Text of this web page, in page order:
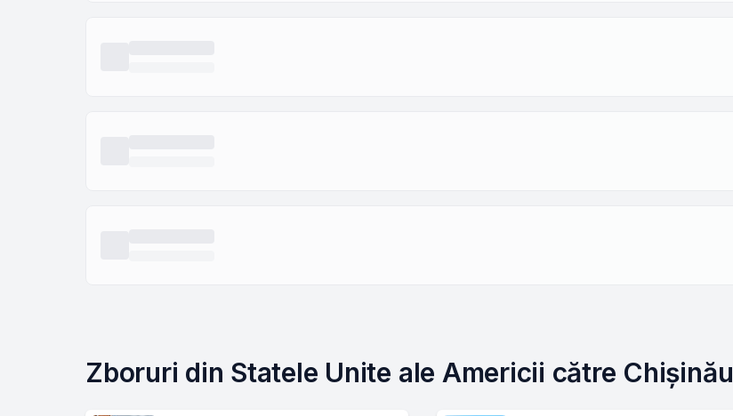
Zboruri din Statele Unite ale Americii către Chișinău